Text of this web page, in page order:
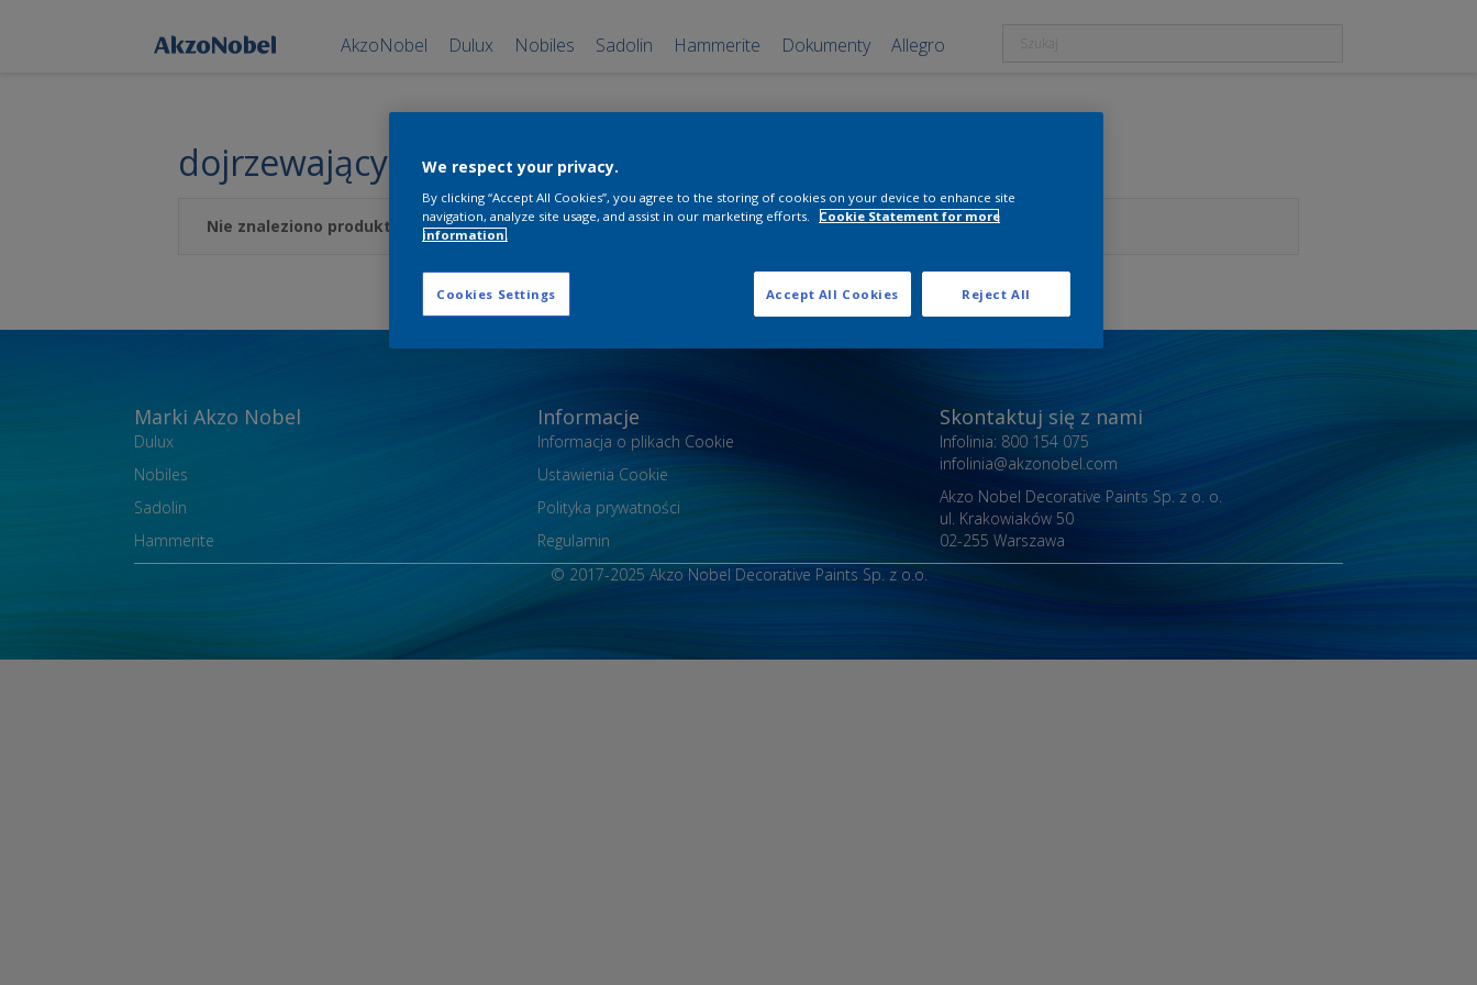
AkzoNobel Dulux Nobiles Sadolin Hammerite Dokumenty Allegro
dojrzewający banan
Nie znaleziono produktów, których szukasz.
Marki Akzo Nobel
Dulux
Nobiles
Sadolin
Hammerite
Informacje
Informacja o plikach Cookie
Ustawienia Cookie
Polityka prywatności
Regulamin
Skontaktuj się z nami
Infolinia: 800 154 075
infolinia@akzonobel.com
Akzo Nobel Decorative Paints Sp. z o. o.
ul. Krakowiaków 50
02-255 Warszawa
© 2017-2025 Akzo Nobel Decorative Paints Sp. z o.o.
We respect your privacy.
By clicking “Accept All Cookies”, you agree to the storing of cookies on your device to enhance site
navigation, analyze site usage, and assist in our marketing efforts.
Cookie Statement for more
information.
Cookies Settings Reject All
Accept All Cookies